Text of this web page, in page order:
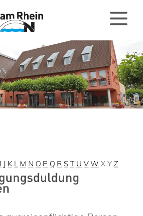
I J K L M N O P Q R S T U V W X Y Z